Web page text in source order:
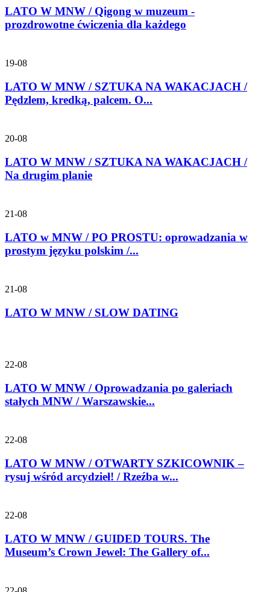
LATO W MNW / Qigong w muzeum -
prozdrowotne ćwiczenia dla każdego
19-08
LATO W MNW / SZTUKA NA WAKACJACH /
Pędzlem, kredką, palcem. O...
20-08
LATO W MNW / SZTUKA NA WAKACJACH /
Na drugim planie
21-08
LATO w MNW / PO PROSTU: oprowadzania w
prostym języku polskim /...
21-08
LATO W MNW / SLOW DATING
22-08
LATO W MNW / Oprowadzania po galeriach
stałych MNW / Warszawskie...
22-08
LATO W MNW / OTWARTY SZKICOWNIK –
rysuj wśród arcydzieł! / Rzeźba w...
22-08
LATO W MNW / GUIDED TOURS. The
Museum’s Crown Jewel: The Gallery of...